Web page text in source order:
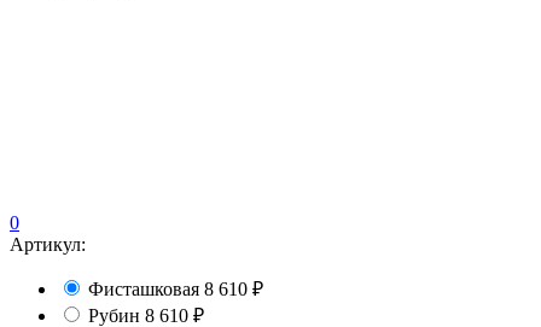
0
Артикул:
Фисташковая 8 610 ₽
Рубин 8 610 ₽